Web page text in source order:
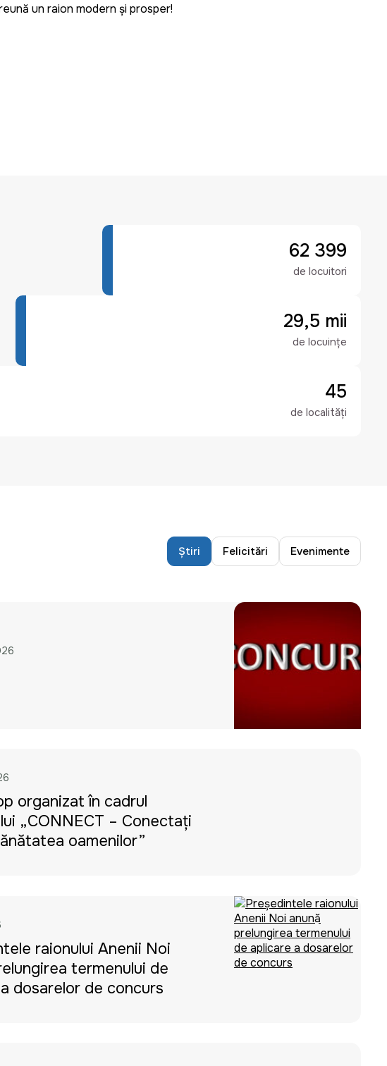
un raion modern și prosper!
62 399
de locuitori
29,5 mii
de locuințe
45
de localități
Știri Felicitări Evenimente
organizat în cadrul
„CONNECT – Conectați
oamenilor”
raionului Anenii Noi
termenului de
dosarelor de concurs